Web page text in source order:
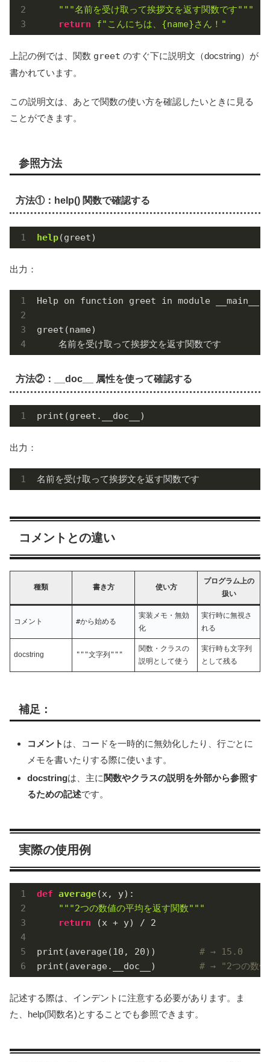
"""名前を受け取って挨拶文を返す関数です"""
return
f"こんにちは、 {name}さん！"
上記の例では、関数 greet のすぐ下に説明文（docstring）が
書かれています。
この説明文は、あとで関数の使い方を確認したいときに見る
ことができます。
参照方法
方法①：help() 関数で確認する
help(greet)
出力：
Help on function greet in module __main__:
greet(name)
    名前を受け取って挨拶文を返す関数です
方法②：__doc__ 属性を使って確認する
print(greet.__doc__)
出力：
名前を受け取って挨拶文を返す関数です
コメントとの違い
種類 書き方 使い方
プログラム上の
扱い
コメント #から始める
実装メモ・無効
化
実行時に無視さ
れる
docstring """文字列"""
関数・クラスの
説明として使う
実行時も文字列
として残る
補足：
コメント は、コードを一時的に無効化したり、行ごとに
メモを書いたりする際に使います。
docstringは、主に 関数やクラスの説明を外部から参照す
るための記述です。
実際の使用例
def average(x, y) :
"""2つの数値の平均を返す関数"""
return (x + y) / 2
print(average(10 , 20)) # → 15.0
print(average.__doc__) # → "2つの数値
記述する際は、インデントに注意する必要があります。ま
た、help(関数名)とすることでも参照できます。